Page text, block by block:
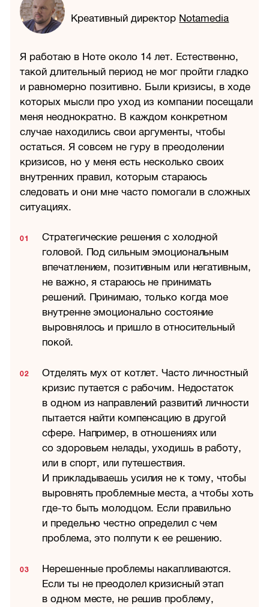
Креативный директор Notamedia
Я работаю в Ноте около 14 лет. Естественно,
такой длительный период не мог пройти гладко
и равномерно позитивно. Были кризисы, в ходе
которых мысли про уход из компании посещали
меня неоднократно. В каждом конкретном
случае находились свои аргументы, чтобы
остаться. Я совсем не гуру в преодолении
кризисов, но у меня есть несколько своих
внутренних правил, которым стараюсь
следовать и они мне часто помогали в сложных
ситуациях.
Стратегические решения с холодной
головой. Под сильным эмоциональным
впечатлением, позитивным или негативным,
не важно, я стараюсь не принимать
решений. Принимаю, только когда мое
внутренне эмоционально состояние
выровнялось и пришло в относительный
покой.
Отделять мух от котлет. Часто личностный
кризис путается с рабочим. Недостаток
в одном из направлений развитий личности
пытается найти компенсацию в другой
сфере. Например, в отношениях или
со здоровьем нелады, уходишь в работу,
или в спорт, или путешествия.
И прикладываешь усилия не к тому, чтобы
выровнять проблемные места, а чтобы хоть
где-то быть молодцом. Если правильно
и предельно честно определил с чем
проблема, это полпути к ее решению.
Нерешенные проблемы накапливаются.
Если ты не преодолел кризисный этап
в одном месте, не решив проблему,